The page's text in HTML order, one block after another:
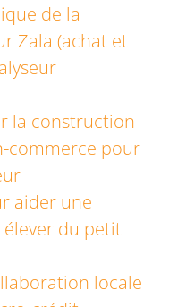
de la
Zala (achat et
la construction
commerce pour
aider une
du petit
locale